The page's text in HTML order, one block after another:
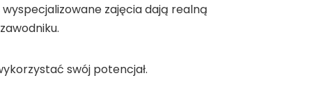
zajęcia dają realną
swój potencjał.